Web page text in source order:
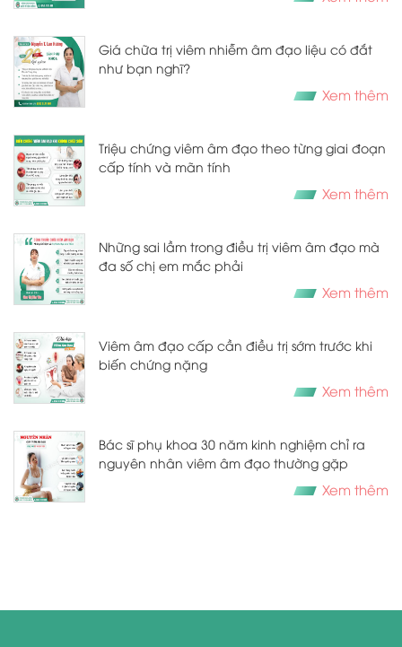
Giá chữa trị viêm nhiễm âm đạo liệu có đắt
như bạn nghĩ?
Xem thêm
Triệu chứng viêm âm đạo theo từng giai đoạn
cấp tính và mãn tính
Xem thêm
Những sai lầm trong điều trị viêm âm đạo mà
đa số chị em mắc phải
Xem thêm
Viêm âm đạo cấp cần điều trị sớm trước khi
biến chứng nặng
Xem thêm
Bác sĩ phụ khoa 30 năm kinh nghiệm chỉ ra
nguyên nhân viêm âm đạo thường gặp
Xem thêm